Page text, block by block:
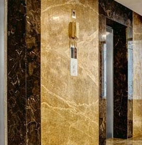
Máy
Bếp Nhân Tạo
Tự Nhiên
Đối Xứng
Đối Xứng
Thủy Xuyên Sáng
Anh Đối Xứng
Sáng Onyx
Đá Cao Cấp